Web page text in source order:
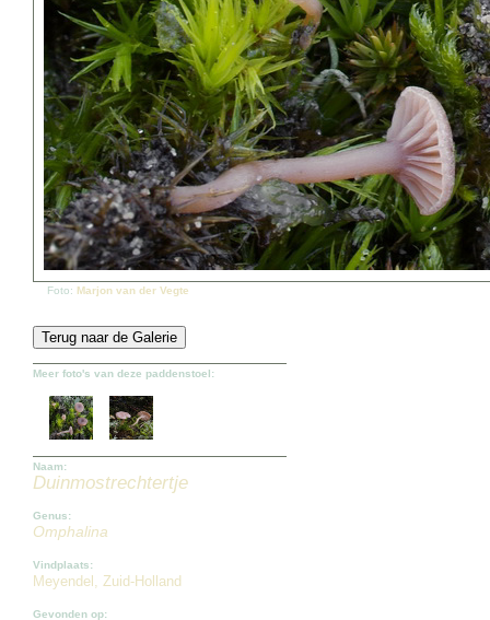
Foto: Marjon van der Vegte
Meer foto's van deze paddenstoel:
Naam:
Duinmostrechtertje
Genus:
Omphalina
Vindplaats:
Meyendel, Zuid-Holland
Gevonden op: